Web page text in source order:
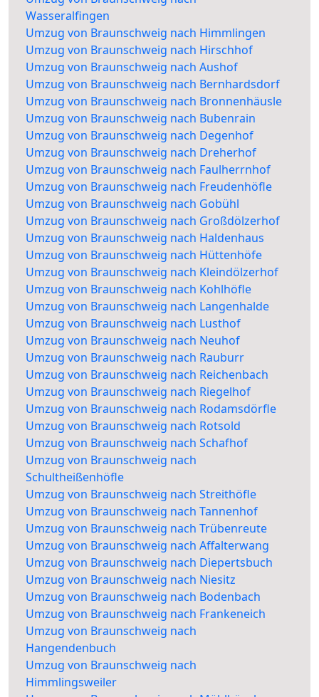
Wasseralfingen
Umzug von Braunschweig nach Himmlingen
Umzug von Braunschweig nach Hirschhof
Umzug von Braunschweig nach Aushof
Umzug von Braunschweig nach Bernhardsdorf
Umzug von Braunschweig nach Bronnenhäusle
Umzug von Braunschweig nach Bubenrain
Umzug von Braunschweig nach Degenhof
Umzug von Braunschweig nach Dreherhof
Umzug von Braunschweig nach Faulherrnhof
Umzug von Braunschweig nach Freudenhöfle
Umzug von Braunschweig nach Gobühl
Umzug von Braunschweig nach Großdölzerhof
Umzug von Braunschweig nach Haldenhaus
Umzug von Braunschweig nach Hüttenhöfe
Umzug von Braunschweig nach Kleindölzerhof
Umzug von Braunschweig nach Kohlhöfle
Umzug von Braunschweig nach Langenhalde
Umzug von Braunschweig nach Lusthof
Umzug von Braunschweig nach Neuhof
Umzug von Braunschweig nach Rauburr
Umzug von Braunschweig nach Reichenbach
Umzug von Braunschweig nach Riegelhof
Umzug von Braunschweig nach Rodamsdörfle
Umzug von Braunschweig nach Rotsold
Umzug von Braunschweig nach Schafhof
Umzug von Braunschweig nach
Schultheißenhöfle
Umzug von Braunschweig nach Streithöfle
Umzug von Braunschweig nach Tannenhof
Umzug von Braunschweig nach Trübenreute
Umzug von Braunschweig nach Affalterwang
Umzug von Braunschweig nach Diepertsbuch
Umzug von Braunschweig nach Niesitz
Umzug von Braunschweig nach Bodenbach
Umzug von Braunschweig nach Frankeneich
Umzug von Braunschweig nach
Hangendenbuch
Umzug von Braunschweig nach
Himmlingsweiler